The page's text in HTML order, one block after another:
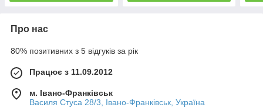
Про нас
80% позитивних з 5 відгуків за рік
Працює з 11.09.2012
м. Івано-Франківськ
Василя Стуса 28/3, Івано-Франківськ, Україна